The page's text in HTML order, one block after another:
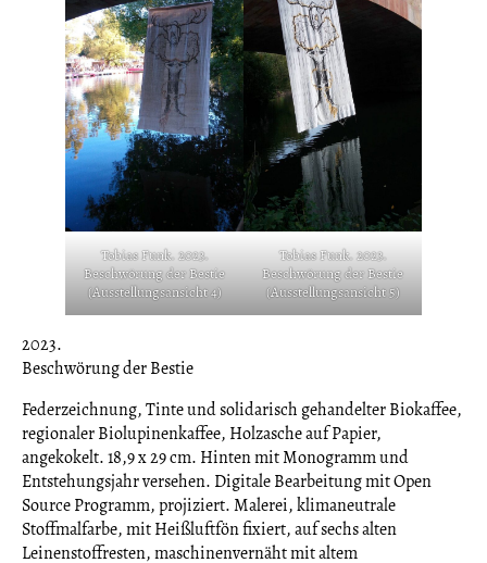
Tobias Funk. 2023.
Beschwörung der Bestie
(Ausstellungsansicht 4)
Tobias Funk. 2023.
Beschwörung der Bestie
(Ausstellungsansicht 5)
2023.
Beschwörung der Bestie
Federzeichnung, Tinte und solidarisch gehandelter Biokaffee,
regionaler Biolupinenkaffee, Holzasche auf Papier,
angekokelt. 18,9 x 29 cm. Hinten mit Monogramm und
Entstehungsjahr versehen. Digitale Bearbeitung mit Open
Source Programm, projiziert. Malerei, klimaneutrale
Stoffmalfarbe, mit Heißluftfön fixiert, auf sechs alten
Leinenstoffresten, maschinenvernäht mit altem